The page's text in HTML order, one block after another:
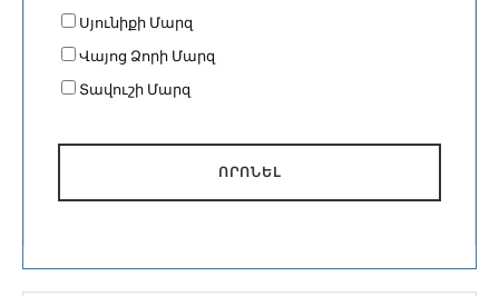
Սյունիքի Մարզ
Վայոց Ձորի Մարզ
Տավուշի Մարզ
ՈՐՈՆԵԼ